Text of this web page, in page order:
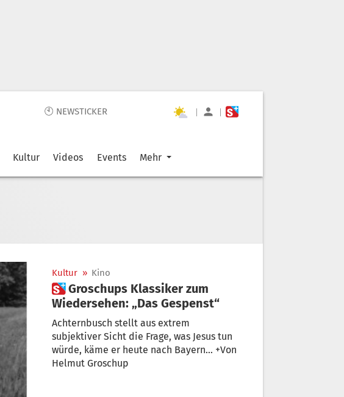
🕙 NEWSTICKER | |
Kultur Videos Events Mehr
Kultur » Kino
 Groschups Klassiker zum
Wiedersehen: „Das Gespenst“
Achternbusch stellt aus extrem
subjektiver Sicht die Frage, was Jesus tun
würde, käme er heute nach Bayern... +Von
Helmut Groschup